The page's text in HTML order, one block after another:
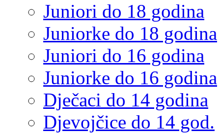
Juniori do 18 godina
Juniorke do 18 godina
Juniori do 16 godina
Juniorke do 16 godina
Dječaci do 14 godina
Djevojčice do 14 god.